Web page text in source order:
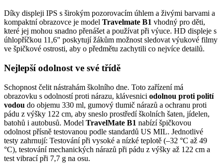
Díky displeji IPS s širokým pozorovacím úhlem a živými barvami a
kompaktní obrazovce je model Travelmate B1 vhodný pro děti,
které jej mohou snadno přenášet a používat při výuce. HD displeje s
úhlopříčkou 11,6" poskytují žákům možnost sledovat výukové filmy
ve špičkové ostrosti, aby o předmětu zachytili co nejvíce detailů.
Nejlepší odolnost ve své třídě
Schopnost čelit nástrahám školního dne. Toto zařízení má
obrazovku s odolností proti nárazu, klávesnici odolnou proti polití
vodou do objemu 330 ml, gumový tlumič nárazů a ochranu proti
pádu z výšky 122 cm, aby sneslo prostředí školních šaten, jídelen,
batohů i autobusů. Model TravelMate B1 nabízí špičkovou
odolnost přísně testovanou podle standardů US MIL. Jednotlivé
testy zahrnují: Testování při vysoké a nízké teplotě (–32 °C až 49
°C), testování mechanických nárazů při pádu z výšky až 122 cm a
test vibrací při 7,7 g na osu.